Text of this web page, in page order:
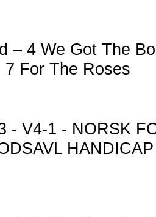
– 4 We Got The
For The Roses
- V4-1 - NORSK